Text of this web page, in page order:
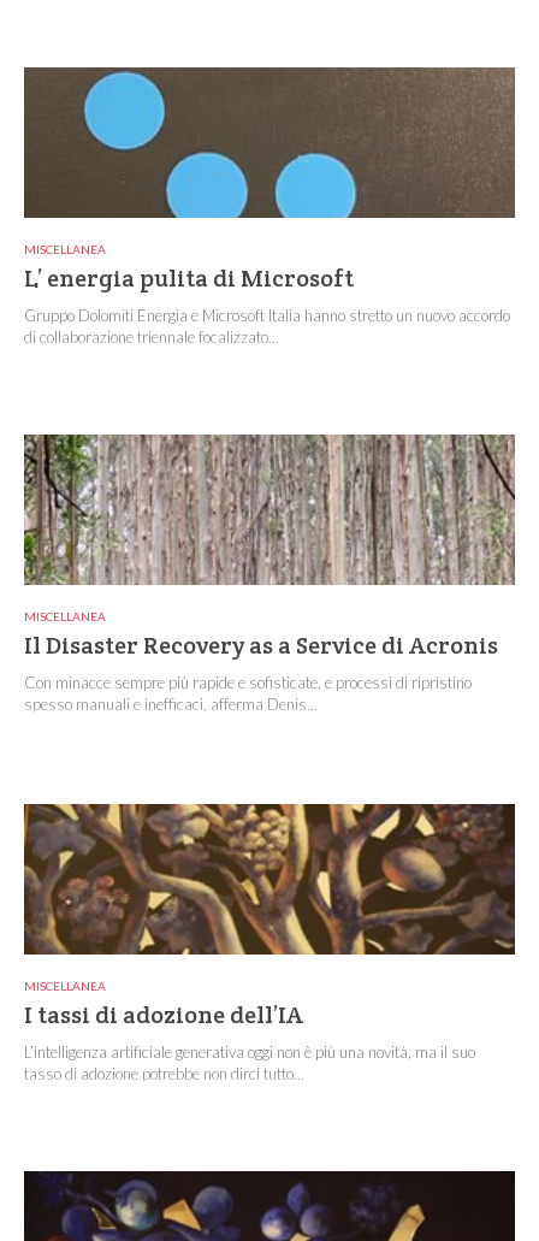
MISCELLANEA
L’ energia pulita di Microsoft
Gruppo Dolomiti Energia e Microsoft Italia hanno stretto un nuovo accordo
di collaborazione triennale focalizzato...
MISCELLANEA
Il Disaster Recovery as a Service di Acronis
Con minacce sempre più rapide e sofisticate, e processi di ripristino
spesso manuali e inefficaci, afferma Denis...
MISCELLANEA
I tassi di adozione dell’IA
L’intelligenza artificiale generativa oggi non è più una novità, ma il suo
tasso di adozione potrebbe non dirci tutto...